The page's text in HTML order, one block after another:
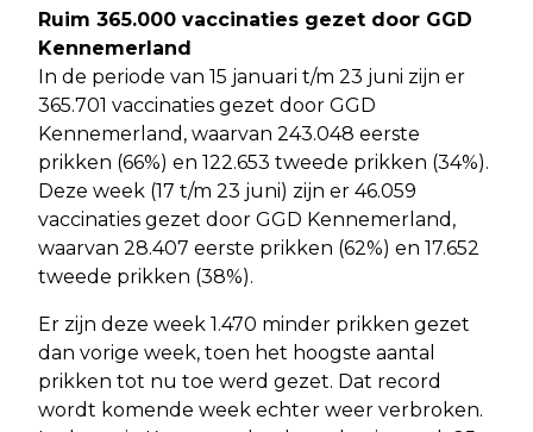
Ruim 365.000 vaccinaties gezet door GGD
Kennemerland
In de periode van 15 januari t/m 23 juni zijn er
365.701 vaccinaties gezet door GGD
Kennemerland, waarvan 243.048 eerste
prikken (66%) en 122.653 tweede prikken (34%).
Deze week (17 t/m 23 juni) zijn er 46.059
vaccinaties gezet door GGD Kennemerland,
waarvan 28.407 eerste prikken (62%) en 17.652
tweede prikken (38%).
Er zijn deze week 1.470 minder prikken gezet
dan vorige week, toen het hoogste aantal
prikken tot nu toe werd gezet. Dat record
wordt komende week echter weer verbroken.